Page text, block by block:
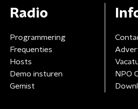
Radio
Programmering
Frequenties
Hosts
Demo insturen
Gemist
NPO